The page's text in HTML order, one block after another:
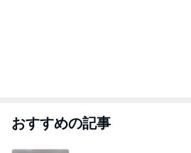
おすすめの記事